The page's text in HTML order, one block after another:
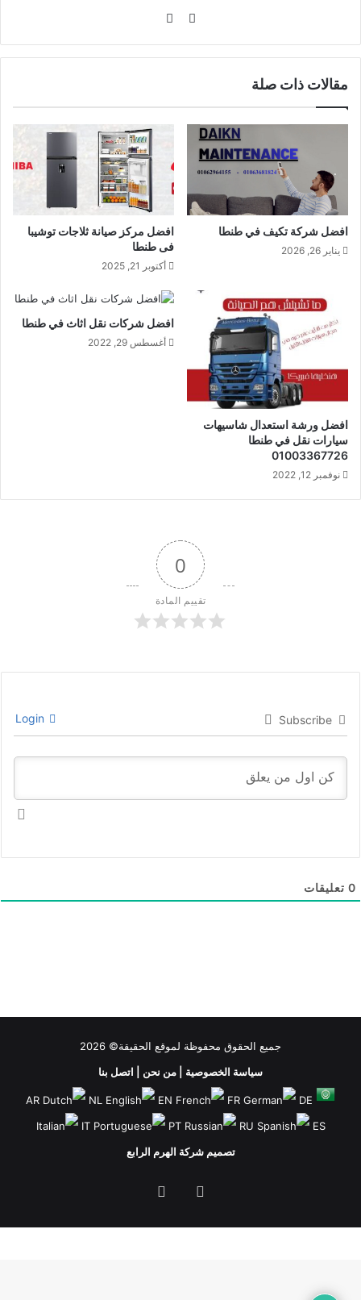
موقع
مقالات ذات صلة
افضل شركة تكيف في طنطا
يناير 26, 2026
افضل مركز صيانة ثلاجات توشيبا
فى طنطا
أكتوبر 21, 2025
افضل ورشة استعدال شاسيهات
سيارات نقل في طنطا
01003367726
نوفمبر 12, 2022
افضل شركات نقل اثاث في طنطا
أغسطس 29, 2022
0
تقييم المادة
Subscribe
0 تعليقات
جميع الحقوق محفوظة لموقع الحقيقة© 2026
سياسة الخصوصية
من نحن اتصل بنا
AR NL EN FR
DE
IT
PT RU
ES
تصميم شركة الهرم الرابع
فيسبوك
الموقع